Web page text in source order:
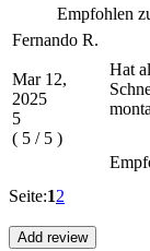
Empfohlen
Fernando R.
Mar 12,
2025
5
( 5 / 5 )
Hat
Seite:12